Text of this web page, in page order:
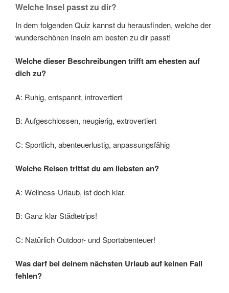
Welche Insel passt zu dir?
In dem folgenden Quiz kannst du herausfinden, welche der
wunderschönen Inseln am besten zu dir passt!
Welche dieser Beschreibungen trifft am ehesten auf
dich zu?
A: Ruhig, entspannt, introvertiert
B: Aufgeschlossen, neugierig, extrovertiert
C: Sportlich, abenteuerlustig, anpassungsfähig
Welche Reisen trittst du am liebsten an?
A: Wellness-Urlaub, ist doch klar.
B: Ganz klar Städtetrips!
C: Natürlich Outdoor- und Sportabenteuer!
Was darf bei deinem nächsten Urlaub auf keinen Fall
fehlen?